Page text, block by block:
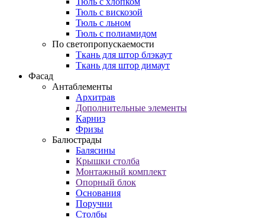
Тюль с вискозой
Тюль с льном
Тюль с полиамидом
По светопропускаемости
Ткань для штор блэкаут
Ткань для штор димаут
Фасад
Антаблементы
Архитрав
Дополнительные элементы
Карниз
Фризы
Балюстрады
Балясины
Крышки столба
Монтажный комплект
Опорный блок
Основания
Поручни
Столбы